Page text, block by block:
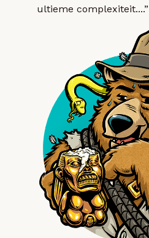
ultieme complexiteit....”